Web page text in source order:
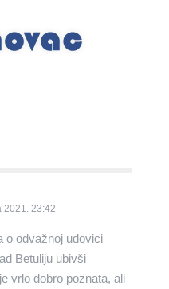
2021. 23:42
o odvažnoj udovici
Betuliju ubivši
vrlo dobro poznata, ali